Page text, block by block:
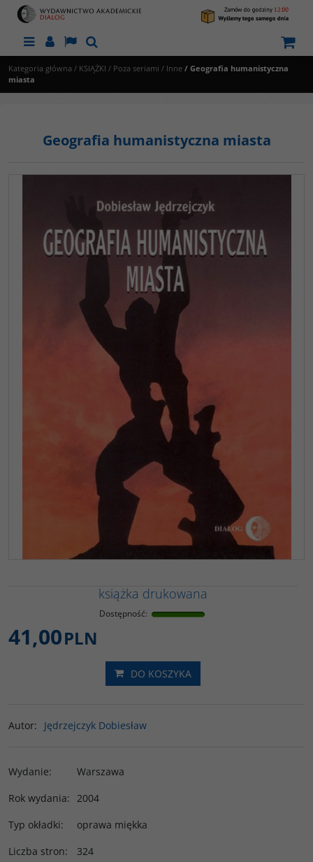
MenuPanelLangSzukaj
Kategoria główna / KSIĄŻKI / Poza seriami / Inne / Geografia humanistyczna
miasta
Geografia humanistyczna miasta
książka drukowana
Dostępność:
41,00PLN
DO KOSZYKA
Autor: Jędrzejczyk Dobiesław
Wydanie:
Warszawa
Rok wydania: 2004
Typ okładki:
oprawa miękka
Liczba stron:
324